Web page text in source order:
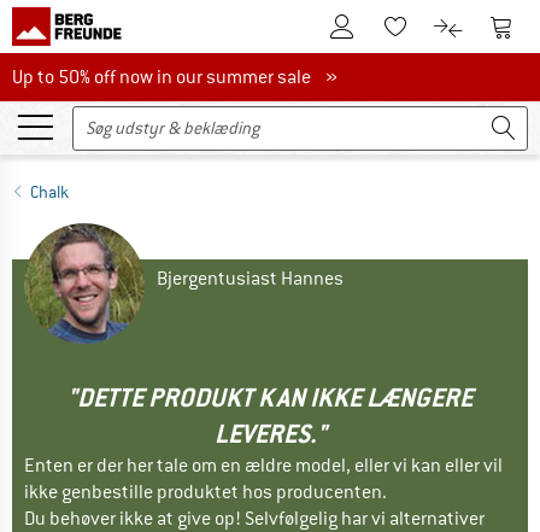
Til kundekontoenTil huskesedlen.
Til Til
Up to 50% off now in our summer sale
Up to 50% off now in our summer sale »
Chalk
Bjergentusiast Hannes
"DETTE PRODUKT KAN IKKE LÆNGERE
LEVERES."
Enten er der her tale om en ældre model, eller vi kan eller vil
ikke genbestille produktet hos producenten.
Du behøver ikke at give op! Selvfølgelig har vi alternativer